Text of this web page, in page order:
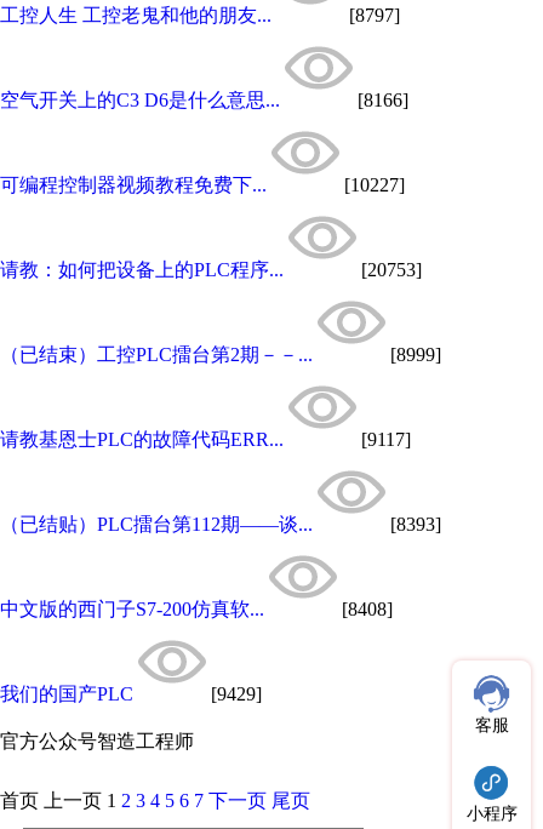
工控人生 工控老鬼和他的朋友... [8797]
空气开关上的C3 D6是什么意思... [8166]
可编程控制器视频教程免费下... [10227]
请教：如何把设备上的PLC程序... [20753]
（已结束）工控PLC擂台第2期－－... [8999]
请教基恩士PLC的故障代码ERR... [9117]
（已结贴）PLC擂台第112期——谈... [8393]
中文版的西门子S7-200仿真软... [8408]
我们的国产PLC [9429]
官方公众号智造工程师
客服
小程序
首页 上一页 1 2 3 4 5 6 7 下一页 尾页